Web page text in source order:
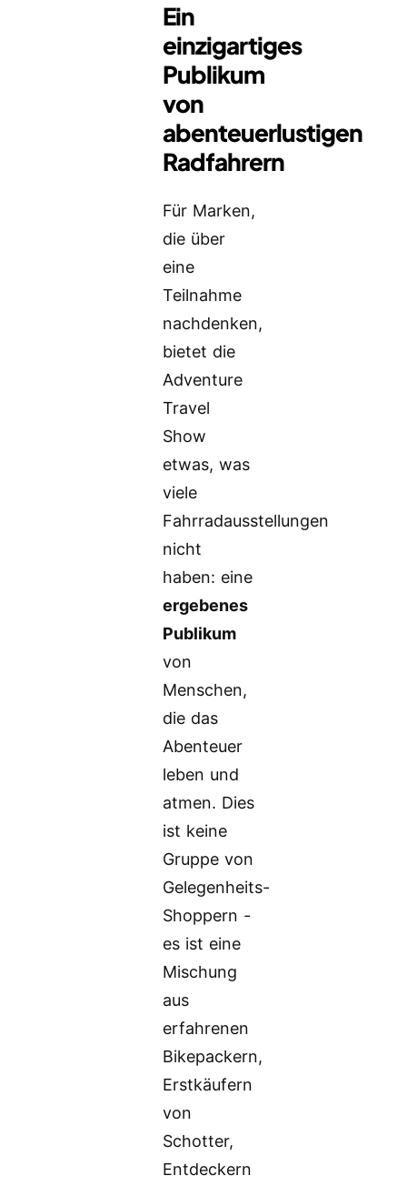
Ein
einzigartiges
Publikum
von
abenteuerlustigen
Radfahrern
Für Marken,
die über
eine
Teilnahme
nachdenken,
bietet die
Adventure
Travel
Show
etwas, was
viele
Fahrradausstellungen
nicht
haben: eine
ergebenes
Publikum
von
Menschen,
die das
Abenteuer
leben und
atmen. Dies
ist keine
Gruppe von
Gelegenheits-
Shoppern -
es ist eine
Mischung
aus
erfahrenen
Bikepackern,
Erstkäufern
von
Schotter,
Entdeckern